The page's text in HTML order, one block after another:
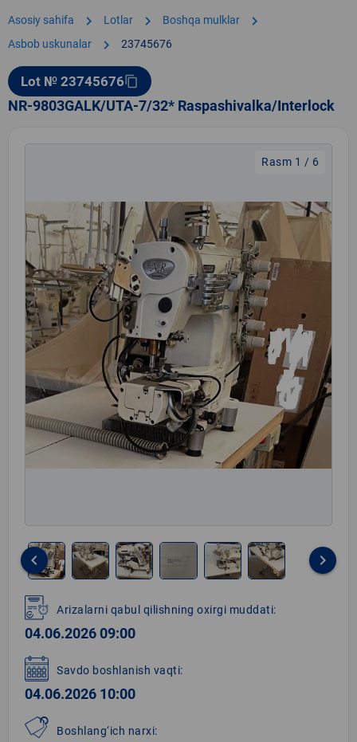
Asosiy sahifa chevron_right Lotlar chevron_right Boshqa mulklar chevron_right
Asbob uskunalar chevron_right 23745676
Lot № 23745676content_copy
NR-9803GALK/UTA-7/32* Raspashivalka/Interlock
Rasm 1 / 6
1
of
6
keyboard_arrow_left keyboard_arrow_right
Arizalarni qabul qilishning oxirgi muddati:
04.06.2026 09:00
Savdo boshlanish vaqti:
04.06.2026 10:00
Boshlang‘ich narxi: